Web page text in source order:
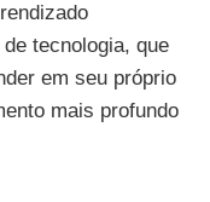
tecnologia, que
em seu próprio
mais profundo